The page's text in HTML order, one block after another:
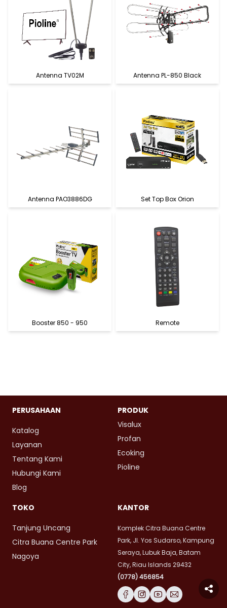
Antenna TV02M Antenna PL-850 Black
Antenna PAO3886DG Set Top Box Orion
Booster 850 - 950 Remote
PERUSAHAAN
Katalog
Layanan
Tentang Kami
Hubungi Kami
Blog
PRODUK
Visalux
Profan
Ecoking
Pioline
TOKO
Tanjung Uncang
Citra Buana Centre Park
Nagoya
KANTOR
Komplek Citra Buana Centre
Park, Jl. Yos Sudarso, Kampung
Seraya, Lubuk Baja, Batam
City, Riau Islands 29432
(0778) 456854